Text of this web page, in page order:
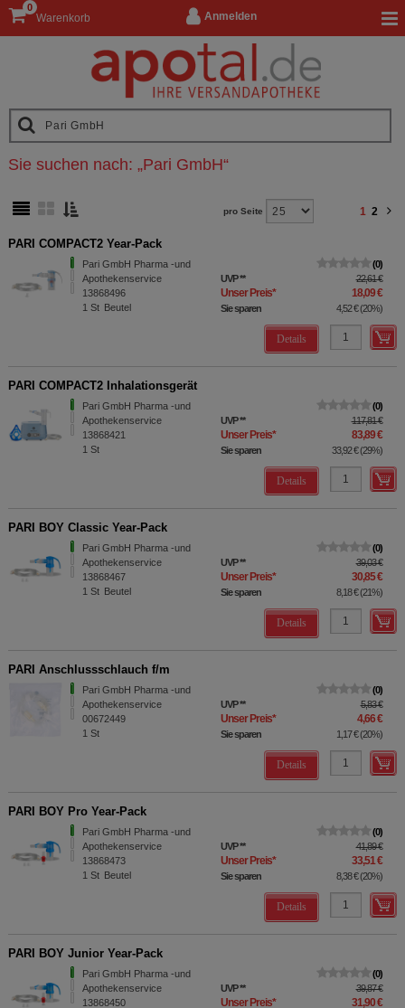
Anmelden
Warenkorb
0
Sie suchen nach: „Pari GmbH“
pro Seite 1 2
PARI COMPACT2 Year-Pack
Pari GmbH Pharma -und
Apothekenservice
13868496
1 St Beutel
0
UVP** 22,61 €
Unser Preis* 18,09 €
Sie sparen 4,52 €(20%)
Details
PARI COMPACT2 Inhalationsgerät
Pari GmbH Pharma -und
Apothekenservice
13868421
1 St
0
UVP** 117,81 €
Unser Preis* 83,89 €
Sie sparen 33,92 €(29%)
Details
PARI BOY Classic Year-Pack
Pari GmbH Pharma -und
Apothekenservice
13868467
1 St Beutel
0
UVP** 39,03 €
Unser Preis* 30,85 €
Sie sparen 8,18 €(21%)
Details
PARI Anschlussschlauch f/m
Pari GmbH Pharma -und
Apothekenservice
00672449
1 St
0
UVP** 5,83 €
Unser Preis* 4,66 €
Sie sparen 1,17 €(20%)
Details
PARI BOY Pro Year-Pack
Pari GmbH Pharma -und
Apothekenservice
13868473
1 St Beutel
0
UVP** 41,89 €
Unser Preis* 33,51 €
Sie sparen 8,38 €(20%)
Details
PARI BOY Junior Year-Pack
Pari GmbH Pharma -und
Apothekenservice
13868450
0
UVP** 39,87 €
Unser Preis* 31,90 €